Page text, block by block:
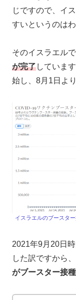
じですので、イ
すいというのは
そのイスラエル
が完了していま
始し、8月1日よ
イスラエルのブースタ
2021年9月20日
した訳ですから
がブースター接